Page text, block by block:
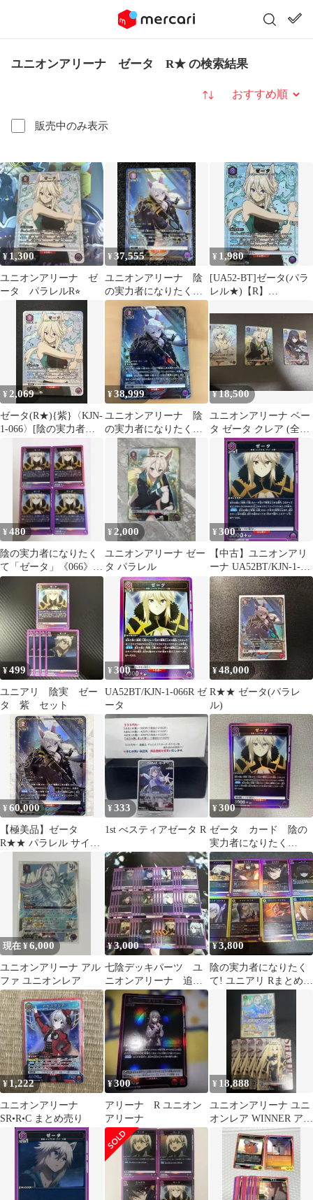
ユニオンアリーナ ゼータ R★ の検索結果
販売中のみ表示
並び替え
¥ 1,300
ユニオンアリーナ ゼ
ータ パラレルR⭐︎
¥37,555
ユニオンアリーナ 陰
の実力者になりたく
て！ ゼータ R★★
¥ 1,980
[UA52-BT]ゼータ(パラ
レル★)【R】
¥ 2,069
ゼータ(R★){紫}〈KJN-
1-066〉[陰の実力者に
【UA52BT】]ユニアリ
¥38,999
ユニオンアリーナ 陰
の実力者になりたく
て！ Ｒ☆☆ ゼータ
星２ パラレル
¥18,500
ユニオンアリーナ ベー
タ ゼータ クレア (全パ
ラレル)まとめ売り
¥480
陰の実力者になりたく
て「ゼータ」《066》
R（レア）４枚セッ
ト 紫
¥2,000
ユニオンアリーナ ゼー
タ パラレル
¥300
【中古】ユニオンアリ
ーナ UA52BT/KJN-1-
066[R]：ゼータ
¥499
ユニアリ 陰実 ゼー
タ 紫 セット
¥300
UA52BT/KJN-1-066R ゼ
ータ
¥48,000
R★★ ゼータ(パラレ
ル)
¥60,000
【極美品】ゼータ
R★★ パラレル サイン
¥333
1st べスティアゼータ R
¥300
ゼータ カード 陰の
実力者になりたく
て！ ユニオンアリー
ナ ユニアリ R 陰実
現在 ¥6,000
ユニオンアリーナ アル
ファ ユニオンレア
¥3,000
七陰デッキパーツ ユ
ニオンアリーナ 追加
要望受付
¥3,800
陰の実力者になりたく
て! ユニアリ Rまとめ売
り 10枚セット
¥ 1,222
ユニオンアリーナ
SR•R•C まとめ売り
¥300
アリーナ R ユニオン
アリーナ
¥ 18,888
ユニオンアリーナ ユニ
オンレア WINNER アル
ファ おまけ付き